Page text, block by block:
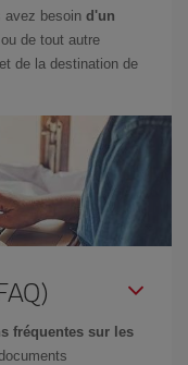
avez besoin d'un
ou de tout autre
de la destination de
fréquentes sur les